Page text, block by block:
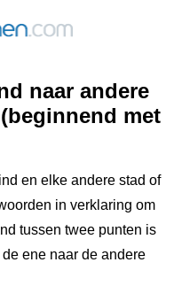
naar andere
met
en elke andere stad of
in verklaring om
tussen twee punten is
ene naar de andere